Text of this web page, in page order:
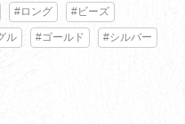
#ロング #ビーズ
ル #ゴールド #シルバー